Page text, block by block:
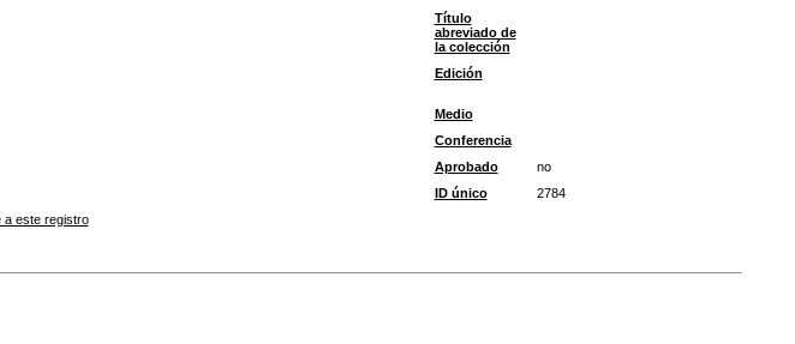
Título
abreviado de
la colección
Edición
Medio
Conferencia
Aprobado
no
ID único
2784
a este registro